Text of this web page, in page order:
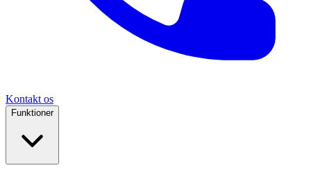
Kontakt os
Funktioner